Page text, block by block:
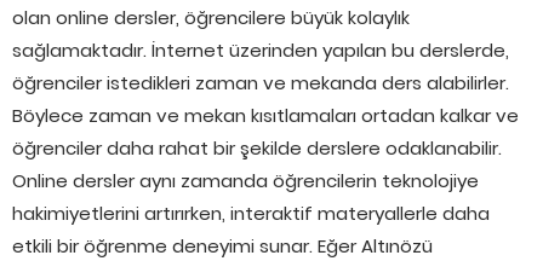
olan online dersler, öğrencilere büyük kolaylık
sağlamaktadır. İnternet üzerinden yapılan bu derslerde,
öğrenciler istedikleri zaman ve mekanda ders alabilirler.
Böylece zaman ve mekan kısıtlamaları ortadan kalkar ve
öğrenciler daha rahat bir şekilde derslere odaklanabilir.
Online dersler aynı zamanda öğrencilerin teknolojiye
hakimiyetlerini artırırken, interaktif materyallerle daha
etkili bir öğrenme deneyimi sunar. Eğer Altınözü